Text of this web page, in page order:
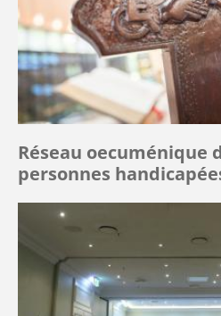
Réseau oecuménique
personnes